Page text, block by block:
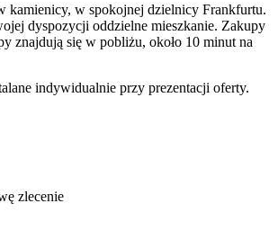
kamienicy, w spokojnej dzielnicy Frankfurtu.
dyspozycji oddzielne mieszkanie. Zakupy
znajdują się w pobliżu, około 10 minut na
indywidualnie przy prezentacji oferty.
zlecenie